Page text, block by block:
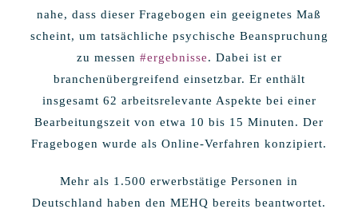
nahe, dass dieser Fragebogen ein geeignetes Maß
scheint, um tatsächliche psychische Beanspruchung
zu messen #ergebnisse. Dabei ist er
branchenübergreifend einsetzbar. Er enthält
insgesamt 62 arbeitsrelevante Aspekte bei einer
Bearbeitungszeit von etwa 10 bis 15 Minuten. Der
Fragebogen wurde als Online-Verfahren konzipiert.
Mehr als 1.500 erwerbstätige Personen in
Deutschland haben den MEHQ bereits beantwortet.